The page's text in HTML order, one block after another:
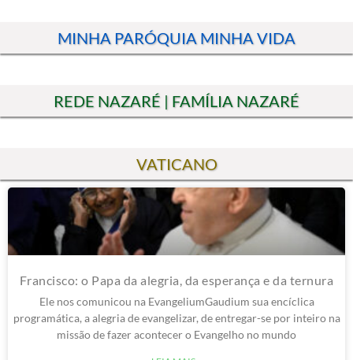
MINHA PARÓQUIA MINHA VIDA
REDE NAZARÉ | FAMÍLIA NAZARÉ
VATICANO
Francisco: o Papa da alegria, da esperança e da ternura
Ele nos comunicou na EvangeliumGaudium sua encíclica
programática, a alegria de evangelizar, de entregar-se por inteiro na
missão de fazer acontecer o Evangelho no mundo